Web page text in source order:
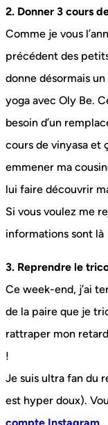
2. Donner 3 cours
Comme je vous
précédent des
donne désormais
yoga avec Oly Be.
besoin d’un
cours de vinyasa et
emmener ma
lui faire découvrir
Si vous voulez me
informations sont là
3. Reprendre le
Ce week-end, j’ai
de la paire que je
rattraper mon
!
Je suis ultra fan du
est hyper doux).